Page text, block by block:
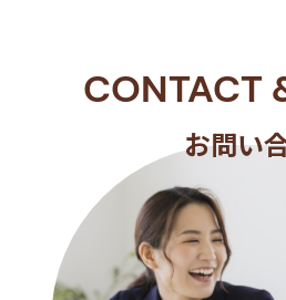
CONTACT
お問い